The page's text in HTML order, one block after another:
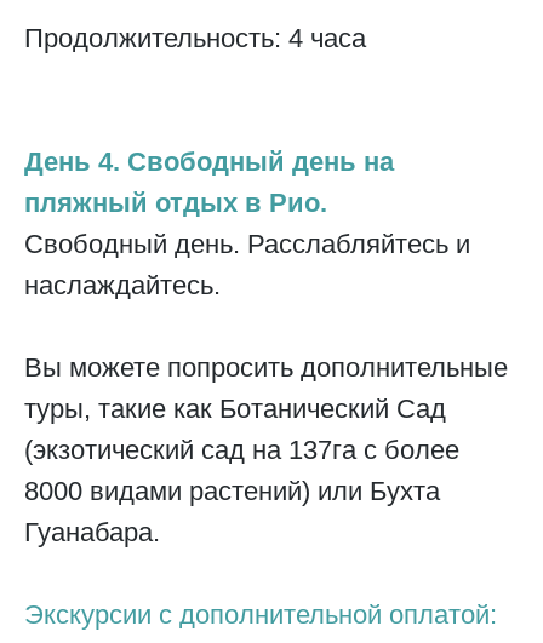
Продолжительность: 4 часа
День 4. Свободный день на
пляжный отдых в Рио.
Свободный день. Расслабляйтесь и
наслаждайтесь.
Вы можете попросить дополнительные
туры, такие как Ботанический Сад
(экзотический сад на 137га с более
8000 видами растений) или Бухта
Гуанабара.
Экскурсии с дополнительной оплатой: